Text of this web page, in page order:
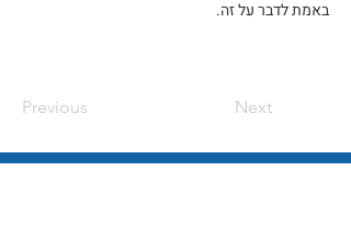
Previous Next
באמת לדבר על זה.